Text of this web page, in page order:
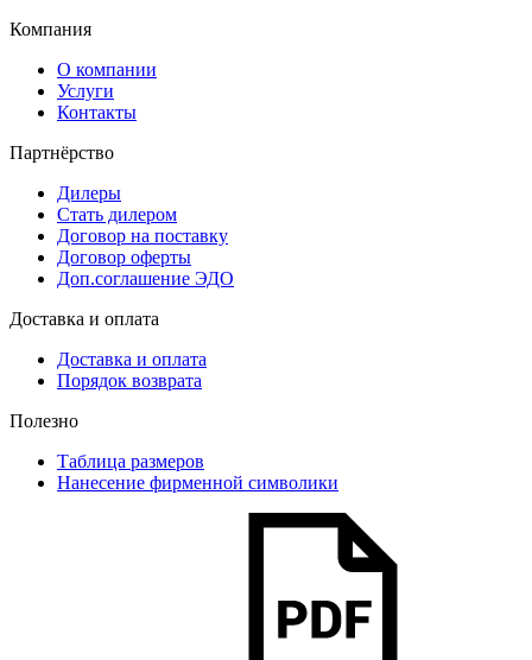
Компания
О компании
Услуги
Контакты
Партнёрство
Дилеры
Стать дилером
Договор на поставку
Договор оферты
Доп.соглашение ЭДО
Доставка и оплата
Доставка и оплата
Порядок возврата
Полезно
Таблица размеров
Нанесение фирменной символики